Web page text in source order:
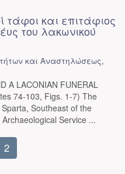
τάφοι και επιτάφιος
του λακωνικού
και Αναστηλώσεως,
A LACONIAN FUNERAL
74-103, Figs. 1-7) The
Southeast of the
Service ...
2